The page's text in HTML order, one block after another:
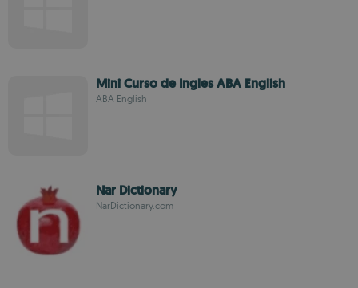
Mini Curso de Ingles ABA English
ABA English
Nar Dictionary
NarDictionary.com